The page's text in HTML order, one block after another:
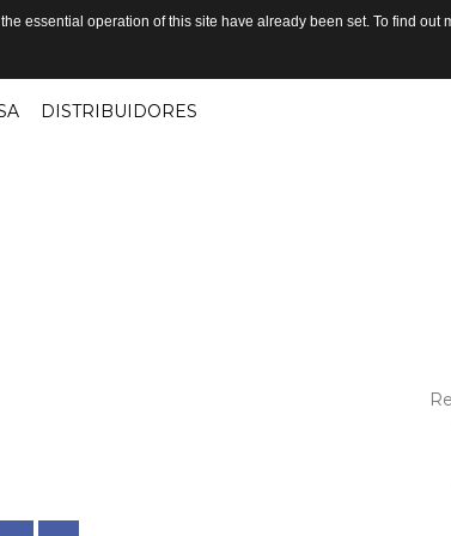
DISTRIBUIDORES
essential operation of this site have already been set. To find